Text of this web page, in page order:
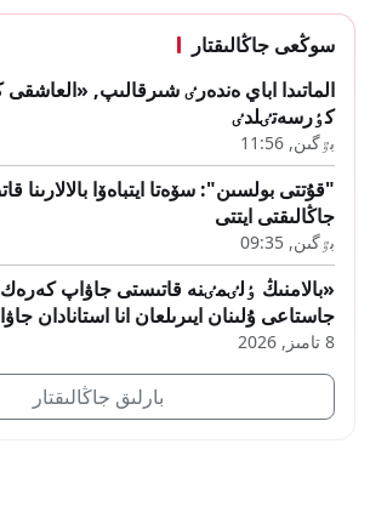
سوڭعى جاڭالىقتار
الماتىدا اباي ەندەرٸ شىرقالىپ,
كٶرسەتٸلدٸ
بٷگىن, 11:56
"قۇتتى بولسىن": سۆەتا ايتباەۆا بالالارىنا
جاڭالىقتى ايتتى
بٷگىن, 09:35
جاستاعى ۇلىنان ايىرىلعان انا استانادان
8 تامىز, 2026
بارلىق جاڭالىقتار